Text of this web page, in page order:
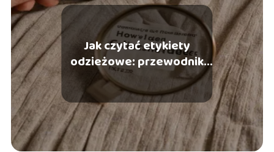
Jak czytać etykiety
odzieżowe: przewodnik
dla każdego konsumenta